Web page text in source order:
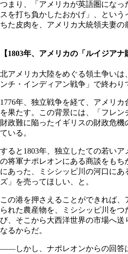
つまり、「アメリカが英語圏になっ
スを打ち負かしたおかげ」、とい
ちた皮肉を、アメリカ大統領夫妻の
【1803年、アメリカの「ルイジアナ
北アメリカ大陸をめぐる領土争いは
ンチ・インディアン戦争」で終わり
1776年、独立戦争を経て、アメリ
を果たす。この背景には、「フレ
財政難に陥ったイギリスの財政危
ている。
すると1803年、独立したての若い
の将軍ナポレオンにある商談をも
にあった、ミシシッピ川の河口にあ
ズ」を売ってほしい、と。
この港を押さえることができれば、
られた農産物を、ミシシッピ川をつ
び、そこから大西洋世界の市場へ送
なるからだ。
――しかし、ナポレオンからの回答